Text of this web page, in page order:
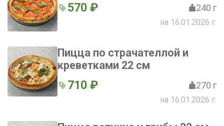
570 ₽ 240 г
на 16.01.2026 г.
Пицца по страчателлой и
креветками 22 см
710 ₽ 270 г
на 16.01.2026 г.